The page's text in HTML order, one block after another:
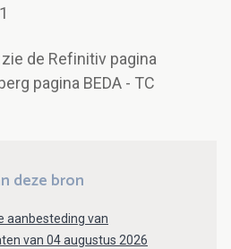
de Refinitiv pagina
pagina BEDA - TC
deze bron
aanbesteding van
van 04 augustus 2026